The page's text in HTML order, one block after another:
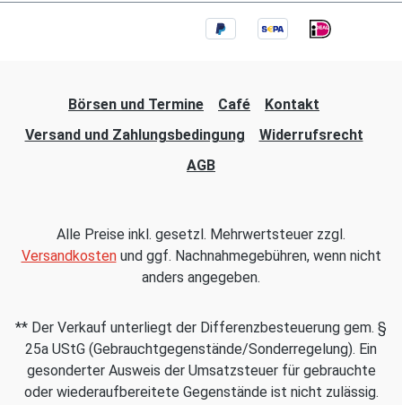
Börsen und Termine Café
Kontakt
Versand und Zahlungsbedingung
Widerrufsrecht
AGB
Alle Preise inkl. gesetzl. Mehrwertsteuer zzgl.
Versandkostenund ggf. Nachnahmegebühren, wenn nicht
anders angegeben.
** Der Verkauf unterliegt der Differenzbesteuerung gem. §
25a UStG (Gebrauchtgegenstände/Sonderregelung). Ein
gesonderter Ausweis der Umsatzsteuer für gebrauchte
oder wiederaufbereitete Gegenstände ist nicht zulässig.